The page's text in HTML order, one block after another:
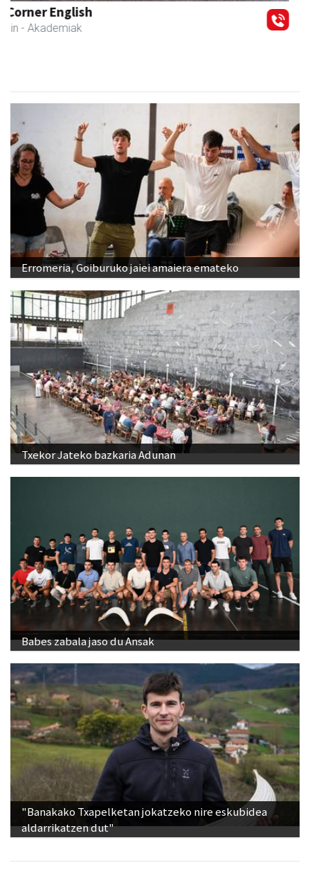
Zubimusu Ikastola
Amasa-Villabona
Erromeria, Goiburuko jaiei amaiera emateko
Txekor Jateko bazkaria Adunan
Babes zabala jaso du Ansak
"Banakako Txapelketan jokatzeko nire eskubidea
aldarrikatzen dut"